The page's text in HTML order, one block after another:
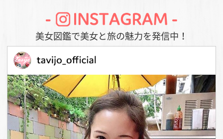
美女図鑑で美女と旅の魅力を発信中！